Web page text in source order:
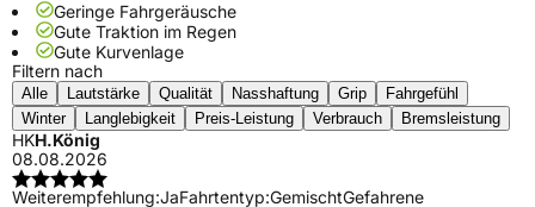
Geringe Fahrgeräusche
Gute Traktion im Regen
Gute Kurvenlage
Filtern nach
Alle Lautstärke Qualität Nasshaftung Grip
Fahrgefühl
Winter
Langlebigkeit Preis-Leistung Verbrauch Bremsleistung
HKH.König
08.08.2026
Weiterempfehlung:JaFahrtentyp:GemischtGefahrene